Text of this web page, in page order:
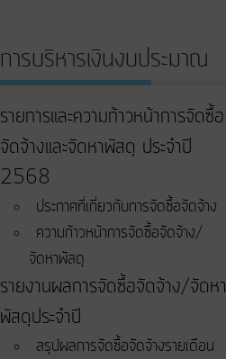
การบริหารเงินงบประมาณ
รายการและความก้าวหน้าการจัดซื้อ
จัดจ้างและจัดหาพัสดุ ประจำปี
2568
ประกาศที่เกี่ยวกับการจัดซื้อจัดจ้าง
ความก้าวหน้าการจัดซื้อจัดจ้าง/
จัดหาพัสดุ
รายงานผลการจัดซื้อจัดจ้าง/จัดหา
พัสดุประจำปี
สรุปผลการจัดซื้อจัดจ้างรายเดือน